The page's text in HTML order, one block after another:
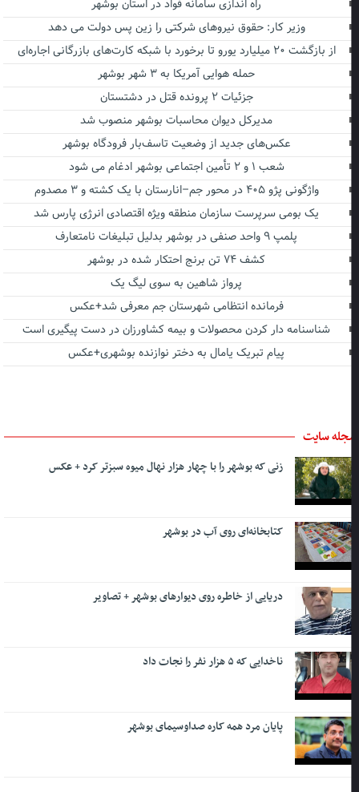
راه اندازی سامانه فواد در استان بوشهر
وزیر کار: حقوق نیروهای شرکتی را زین پس دولت می دهد
از بازگشت ۲۰ میلیارد یورو تا برخورد با شبکه کارت‌های بازرگانی اجاره‌ای
حمله هوایی آمریکا به ۳ شهر بوشهر
جزئیات ۲ پرونده قتل در دشتستان
مدیرکل دیوان محاسبات بوشهر منصوب شد
عکس‌های جدید از وضعیت تاسف‌بار فرودگاه بوشهر
شعب ۱ و ۲ تأمین اجتماعی بوشهر ادغام می شود
واژگونی پژو ۴۰۵ در محور جم–انارستان با یک کشته و ۳ مصدوم
یک بومی سرپرست سازمان منطقه ویژه اقتصادی انرژی پارس شد
پلمپ ۹ واحد صنفی در بوشهر بدلیل تبلیغات نامتعارف
کشف ۷۴ تن برنج احتکار شده در بوشهر
پرواز شاهین به سوی لیگ یک
فرمانده انتظامی شهرستان جم معرفی شد+عکس
شناسنامه دار کردن محصولات و بیمه کشاورزان در دست پیگیری است
پیام تبریک یامال به دختر نوازنده بوشهری+عکس
سایت
زنی که بوشهر را با چهار هزار نهال میوه سبزتر کرد + عکس
کتابخانه‌ای روی آب در بوشهر
دریایی از خاطره روی دیوارهای بوشهر + تصاویر
ناخدایی که ۵ هزار نفر را نجات داد
پایان مرد همه کاره صداوسیمای بوشهر